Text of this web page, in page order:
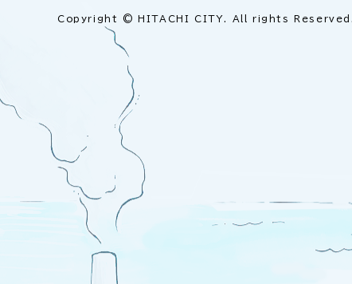
Copyright © HITACHI CITY. All rights Reserved.